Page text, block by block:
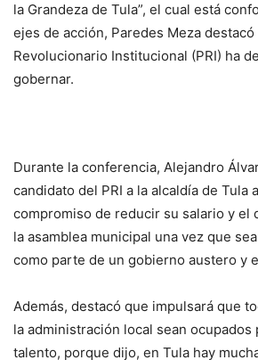
la Grandeza de Tula”, el cual está
ejes de acción, Paredes Meza
Revolucionario Institucional (PRI) ha
gobernar.
Durante la conferencia, Alejandro
candidato del PRI a la alcaldía de Tula
compromiso de reducir su salario y el
la asamblea municipal una vez que
como parte de un gobierno austero y
Además, destacó que impulsará que
la administración local sean ocupados
talento, porque dijo, en Tula hay